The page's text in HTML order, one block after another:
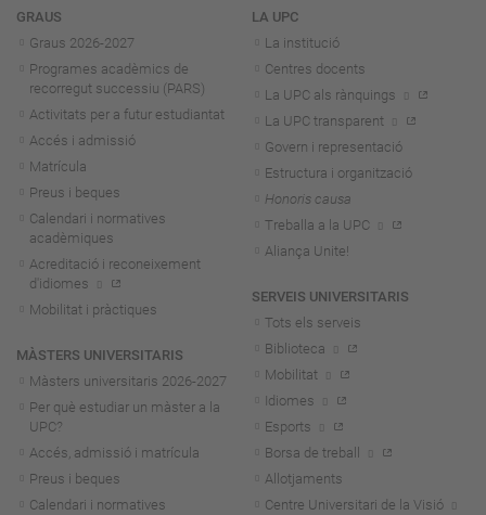
Navegació
GRAUS
Graus 2026-2027
Programes acadèmics de
recorregut successiu (PARS)
Activitats per a futur estudiantat
Accés i admissió
Matrícula
Preus i beques
Calendari i normatives
acadèmiques
Acreditació i reconeixement
d'idiomes
Mobilitat i pràctiques
MÀSTERS UNIVERSITARIS
Màsters universitaris 2026-2027
Per què estudiar un màster a la
UPC?
Accés, admissió i matrícula
Preus i beques
Calendari i normatives
LA UPC
La institució
Centres docents
La UPC als rànquings
La UPC transparent
Govern i representació
Estructura i organització
Honoris causa
Treballa a la UPC
Aliança Unite!
SERVEIS UNIVERSITARIS
Tots els serveis
Biblioteca
Mobilitat
Idiomes
Esports
Borsa de treball
Allotjaments
Centre Universitari de la Visió